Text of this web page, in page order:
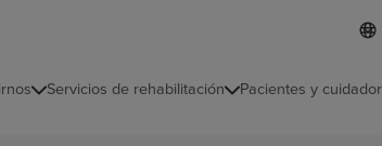
de
d
o
m
Servicios de rehabilitación Pacientes y